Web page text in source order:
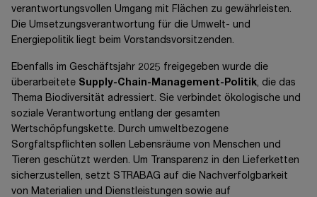
verantwortungsvollen Umgang mit Flächen zu gewährleisten.
Die Umsetzungsverantwortung für die Umwelt- und
Energiepolitik liegt beim Vorstandsvorsitzenden.
Ebenfalls im Geschäftsjahr 2025 freigegeben wurde die
überarbeitete Supply-Chain-Management-Politik, die das
Thema Biodiversität adressiert. Sie verbindet ökologische und
soziale Verantwortung entlang der gesamten
Wertschöpfungskette. Durch umweltbezogene
Sorgfaltspflichten sollen Lebensräume von Menschen und
Tieren geschützt werden. Um Transparenz in den Lieferketten
sicherzustellen, setzt STRABAG auf die Nachverfolgbarkeit
von Materialien und Dienstleistungen sowie auf